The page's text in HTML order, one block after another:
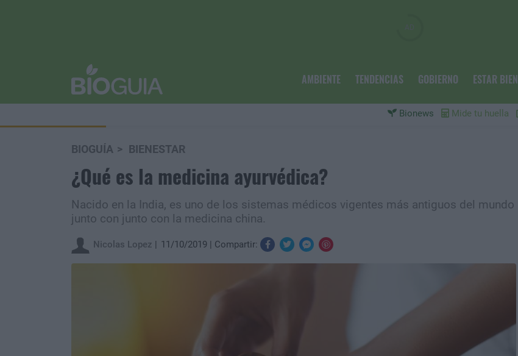
AMBIENTE TENDENCIAS GOBIERNO ESTAR BIEN
Bionews Mide tu huella
BIOGUÍA BIENESTAR
¿Qué es la medicina ayurvédica?
Nacido en la India, es uno de los sistemas médicos vigentes más antiguos del mundo
junto con junto con la medicina china.
Nicolas Lopez 11/10/2019 Compartir: